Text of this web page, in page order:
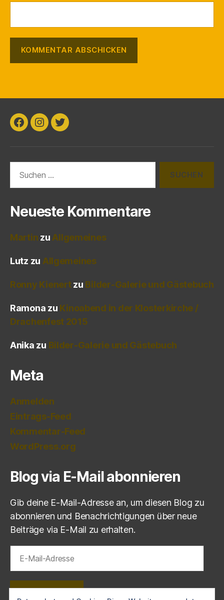
Facebook
Instagram
Twitter
nach:
Neueste Kommentare
Martin zu Allgemeines
Lutz zu Allgemeines
Ronny Kienertzu Bilder-Galerie und Gästebuch
Ramona zu Kinoabend in der Klosterkirche /
Drachenfest 2015
Anika zu Bilder-Galerie und Gästebuch
Meta
Anmelden
Eintrags-Feed
Kommentar-Feed
WordPress.org
Blog via E-Mail abonnieren
Gib deine E-Mail-Adresse an, um diesen Blog zu
abonnieren und Benachrichtigungen über neue
Beiträge via E-Mail zu erhalten.
Mail-